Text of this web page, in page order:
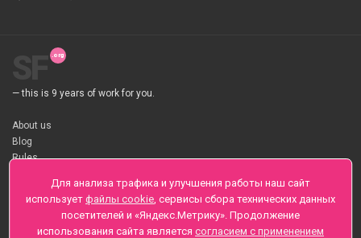
— this is 9 years of work for you.
About us
Blog
Rules
About flower Delivery
Payment
Telegramm
Для анализа трафика и улучшения работы наш сайт
использует файлы cookie, сервисы сбора технических данных
посетителей и «Яндекс.Метрику». Продолжение
использования сайта является согласием с применением